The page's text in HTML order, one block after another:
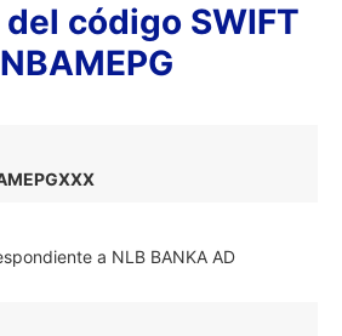
código SWIFT
a NLB BANKA AD